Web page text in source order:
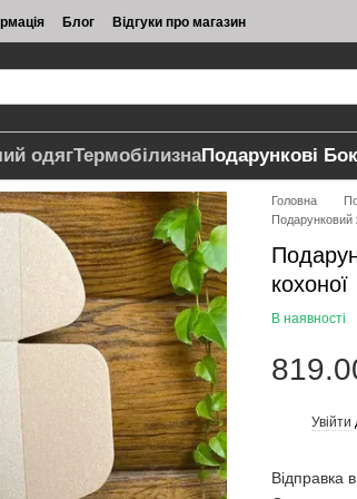
Блог Відгуки про магазин
одягТермобілизнаПодарункові
Головна
Подарунковий
кохоної
В наявності
Увійти
Відправка